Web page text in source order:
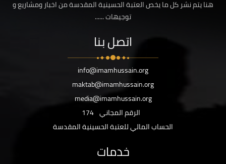
هنا يتم نشر كل ما يخص العتبة الحسينية المقدسة من اخبار ومشاريع و
توجيهات ......
اتصل بنا
info@imamhussain.org
maktab@imamhussain.org
media@imamhussain.org
الرقم المجاني 174
الحساب المالي للعتبة الحسينية المقدسة
خدمات